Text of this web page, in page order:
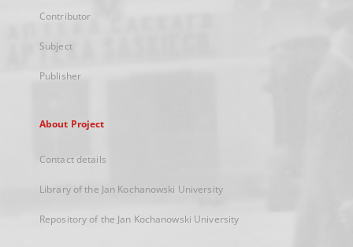
Contributor
Subject
Publisher
About Project
Contact details
Library of the Jan Kochanowski University
Repository of the Jan Kochanowski University